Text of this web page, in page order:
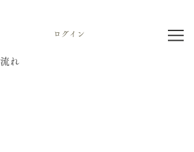
ログイン
流れ